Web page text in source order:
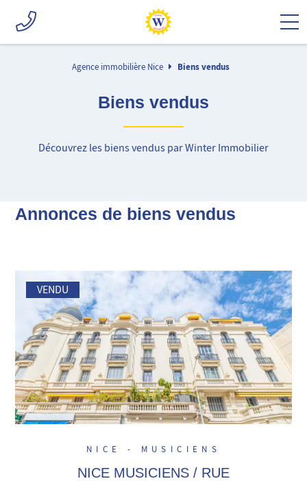
Agence immobilière Nice Biens vendus
Biens vendus
Découvrez les biens vendus par Winter Immobilier
Annonces de biens vendus
VENDU
NICE - MUSICIENS
NICE MUSICIENS / RUE